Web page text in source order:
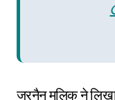
जरनैन मलिक ने लिखा,